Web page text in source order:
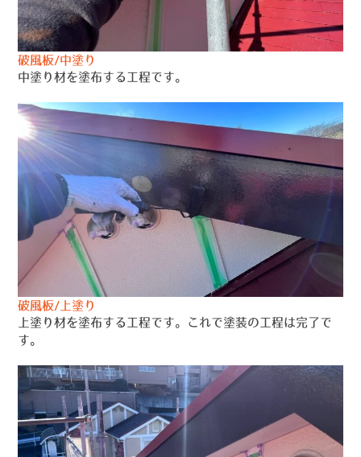
破風板/中塗り
中塗り材を塗布する工程です。
破風板/上塗り
上塗り材を塗布する工程です。これで塗装の工程は完了で
す。